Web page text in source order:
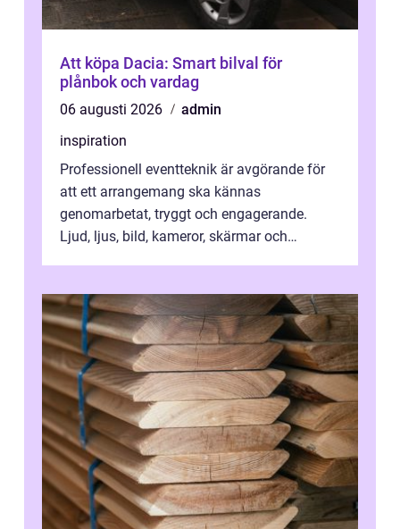
Att köpa Dacia: Smart bilval för
plånbok och vardag
06 augusti 2026
admin
inspiration
Professionell eventteknik är avgörande för
att ett arrangemang ska kännas
genomarbetat, tryggt och engagerande.
Ljud, ljus, bild, kameror, skärmar och